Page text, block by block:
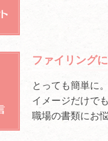
ファイリング
とっても簡単に
イメージだけで
職場の書類にお